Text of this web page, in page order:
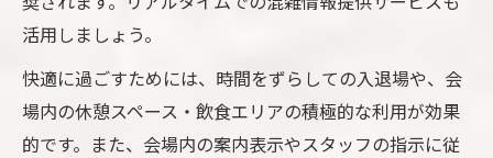
活用しましょう。
快適に過ごすためには、時間をずらしての入退場や、会
場内の休憩スペース・飲食エリアの積極的な利用が効果
的です。また、会場内の案内表示やスタッフの指示に従